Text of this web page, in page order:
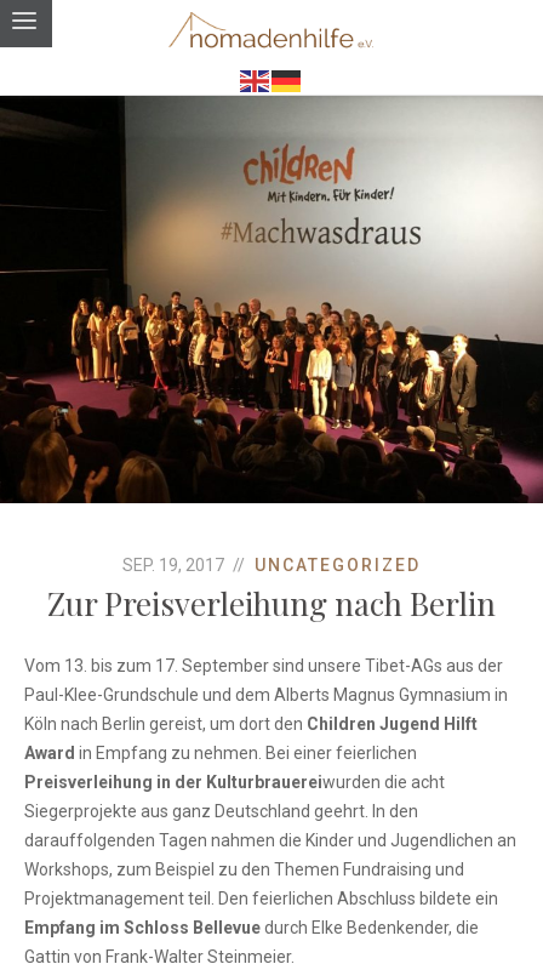
SEP. 19, 2017 UNCATEGORIZED
Zur Preisverleihung nach Berlin
Vom 13. bis zum 17. September sind unsere Tibet-AGs aus der
Paul-Klee-Grundschule und dem Alberts Magnus Gymnasium in
Köln nach Berlin gereist, um dort den Children Jugend Hilft
Award in Empfang zu nehmen. Bei einer feierlichen
Preisverleihung in der Kulturbrauereiwurden die acht
Siegerprojekte aus ganz Deutschland geehrt. In den
darauffolgenden Tagen nahmen die Kinder und Jugendlichen an
Workshops, zum Beispiel zu den Themen Fundraising und
Projektmanagement teil. Den feierlichen Abschluss bildete ein
Empfang im Schloss Bellevuedurch Elke Bedenkender, die
Gattin von Frank-Walter Steinmeier.